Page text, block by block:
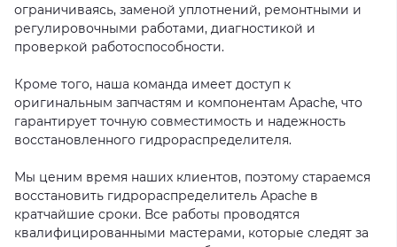
ограничиваясь, заменой уплотнений, ремонтными и
регулировочными работами, диагностикой и
проверкой работоспособности.
Кроме того, наша команда имеет доступ к
оригинальным запчастям и компонентам Apache, что
гарантирует точную совместимость и надежность
восстановленного гидрораспределителя.
Мы ценим время наших клиентов, поэтому стараемся
восстановить гидрораспределитель Apache в
кратчайшие сроки. Все работы проводятся
квалифицированными мастерами, которые следят за